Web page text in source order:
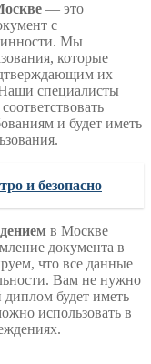
— это
с
Мы
которые
их
Наши специалисты
и будет иметь
и безопасно
в Москве
документа в
что все данные
Вам не нужно
будет иметь
использовать в